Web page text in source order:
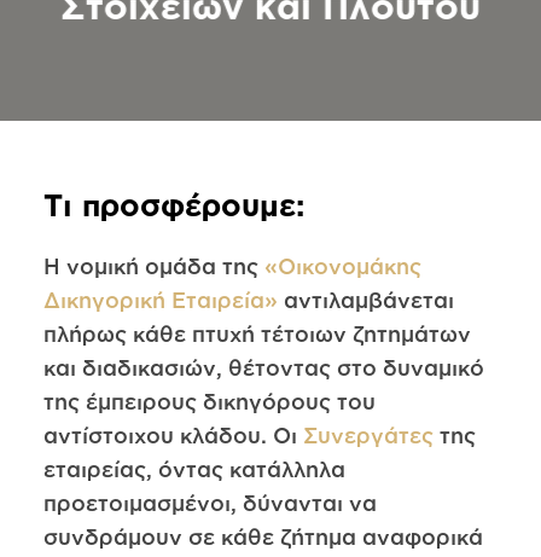
Τι προσφέρουμε:
Η νομική ομάδα της «Οικονομάκης
Δικηγορική Εταιρεία» αντιλαμβάνεται
πλήρως κάθε πτυχή τέτοιων ζητημάτων
και διαδικασιών, θέτοντας στο δυναμικό
της έμπειρους δικηγόρους του
αντίστοιχου κλάδου. Οι Συνεργάτεςτης
εταιρείας, όντας κατάλληλα
προετοιμασμένοι, δύνανται να
συνδράμουν σε κάθε ζήτημα αναφορικά